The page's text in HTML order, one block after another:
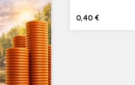
0,40 €